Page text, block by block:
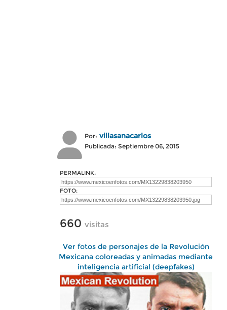
Por: villasanacarlos
Publicada: Septiembre 06, 2015
PERMALINK:
FOTO:
660 visitas
Ver fotos de personajes de la Revolución
Mexicana coloreadas y animadas mediante
inteligencia artificial (deepfakes)